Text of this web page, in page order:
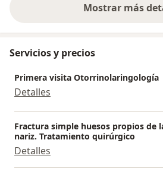
Mostrar mássobre
Servicios y precios
Primera visita Otorrinolaringología
Detalles
Fractura simple huesos propios de
nariz. Tratamiento quirúrgico
Detalles